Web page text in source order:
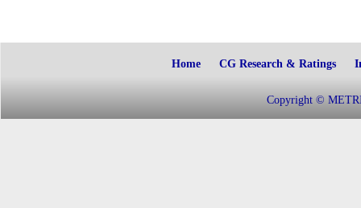
Home CG Research & Ratings
Copyright ©